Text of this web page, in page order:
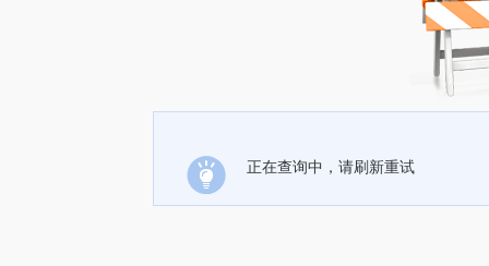
正在查询中，请刷新重试